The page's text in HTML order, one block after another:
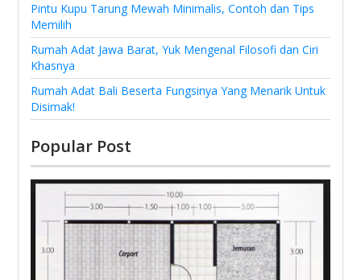
Pintu Kupu Tarung Mewah Minimalis, Contoh dan Tips
Memilih
Rumah Adat Jawa Barat, Yuk Mengenal Filosofi dan Ciri
Khasnya
Rumah Adat Bali Beserta Fungsinya Yang Menarik Untuk
Disimak!
Popular Post